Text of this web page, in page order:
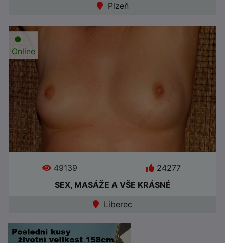
Plzeň
●
Online
49139
24277
SEX, MASÁŽE A VŠE KRÁSNÉ
Liberec